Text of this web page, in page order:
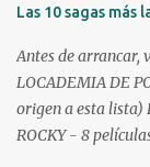
lanchitas. Xuxa
paga solo) y
por allá va a andar
Las 10 sagas más
Antes de arrancar,
LOCADEMIA DE
origen a esta lista)
ROCKY - 8